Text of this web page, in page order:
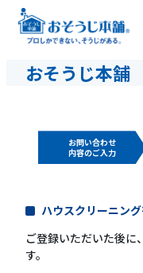
おそうじ本舗
お問い合わせ
内容のご入力
ハウスクリーニン
ご登録いただいた後に
す。